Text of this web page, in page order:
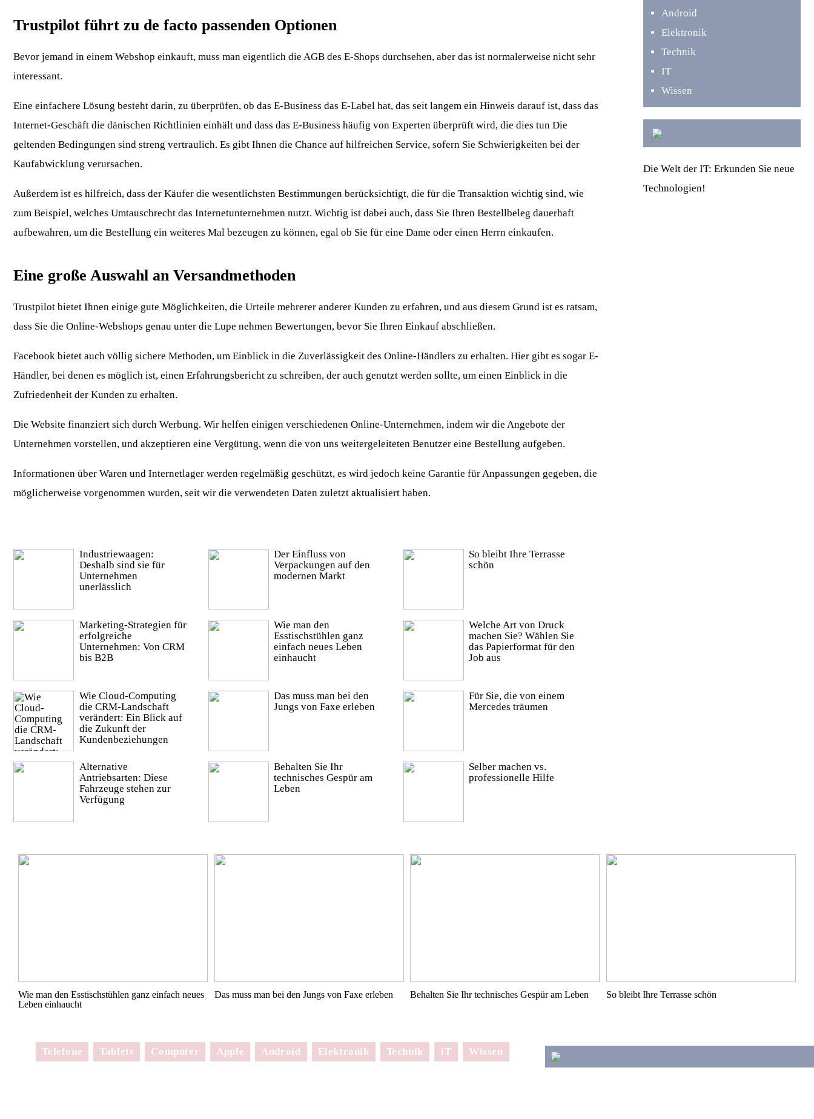
Trustpilot führt zu de facto passenden Optionen
Bevor jemand in einem Webshop einkauft, muss man eigentlich die AGB des E-Shops durchsehen, aber das ist normalerweise nicht sehr
interessant.
Eine einfachere Lösung besteht darin, zu überprüfen, ob das E-Business das E-Label hat, das seit langem ein Hinweis darauf ist, dass das
Internet-Geschäft die dänischen Richtlinien einhält und dass das E-Business häufig von Experten überprüft wird, die dies tun Die
geltenden Bedingungen sind streng vertraulich. Es gibt Ihnen die Chance auf hilfreichen Service, sofern Sie Schwierigkeiten bei der
Kaufabwicklung verursachen.
Außerdem ist es hilfreich, dass der Käufer die wesentlichsten Bestimmungen berücksichtigt, die für die Transaktion wichtig sind, wie
zum Beispiel, welches Umtauschrecht das Internetunternehmen nutzt. Wichtig ist dabei auch, dass Sie Ihren Bestellbeleg dauerhaft
aufbewahren, um die Bestellung ein weiteres Mal bezeugen zu können, egal ob Sie für eine Dame oder einen Herrn einkaufen.
Eine große Auswahl an Versandmethoden
Trustpilot bietet Ihnen einige gute Möglichkeiten, die Urteile mehrerer anderer Kunden zu erfahren, und aus diesem Grund ist es ratsam,
dass Sie die Online-Webshops genau unter die Lupe nehmen Bewertungen, bevor Sie Ihren Einkauf abschließen.
Facebook bietet auch völlig sichere Methoden, um Einblick in die Zuverlässigkeit des Online-Händlers zu erhalten. Hier gibt es sogar E-
Händler, bei denen es möglich ist, einen Erfahrungsbericht zu schreiben, der auch genutzt werden sollte, um einen Einblick in die
Zufriedenheit der Kunden zu erhalten.
Die Website finanziert sich durch Werbung. Wir helfen einigen verschiedenen Online-Unternehmen, indem wir die Angebote der
Unternehmen vorstellen, und akzeptieren eine Vergütung, wenn die von uns weitergeleiteten Benutzer eine Bestellung aufgeben.
Informationen über Waren und Internetlager werden regelmäßig geschützt, es wird jedoch keine Garantie für Anpassungen gegeben, die
möglicherweise vorgenommen wurden, seit wir die verwendeten Daten zuletzt aktualisiert haben.
Industriewaagen:
Deshalb sind sie für
Unternehmen
unerlässlich
Marketing-Strategien für
erfolgreiche
Unternehmen: Von CRM
bis B2B
Wie Cloud-Computing
die CRM-Landschaft
verändert: Ein Blick auf
die Zukunft der
Kundenbeziehungen
Alternative
Antriebsarten: Diese
Fahrzeuge stehen zur
Verfügung
Der Einfluss von
Verpackungen auf den
modernen Markt
Wie man den
Esstischstühlen ganz
einfach neues Leben
einhaucht
Das muss man bei den
Jungs von Faxe erleben
Behalten Sie Ihr
technisches Gespür am
Leben
So bleibt Ihre Terrasse
schön
Welche Art von Druck
machen Sie? Wählen Sie
das Papierformat für den
Job aus
Für Sie, die von einem
Mercedes träumen
Selber machen vs.
professionelle Hilfe
Android
Elektronik
Technik
IT
Wissen
Die Welt der IT: Erkunden Sie neue
Technologien!
Wie man den Esstischstühlen ganz einfach neues
Leben einhaucht
Das muss man bei den Jungs von Faxe erleben Behalten Sie Ihr technisches Gespür am Leben So bleibt Ihre Terrasse schön
Telefone Tablets Computer Apple Android Elektronik Technik IT Wissen